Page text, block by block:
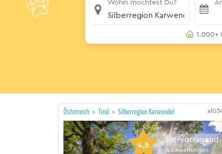
Wohin möchtest Du?
Silberregion Karwendel
1.000+
Österreich > Tirol > Silberregion Karwendel
4,5
Hervorragend
4 Bewertungen